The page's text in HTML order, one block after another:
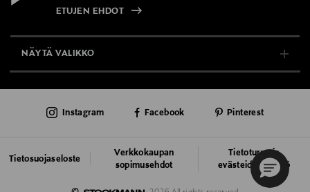
ETUJEN EHDOT
NÄYTÄ VALIKKO
AJANKOHTAISTA
Tietosuojaseloste
Verkkokaupan
sopimusehdot
Tietoturva ja
evästeiden käyttö
Instagram Facebook Pinterest